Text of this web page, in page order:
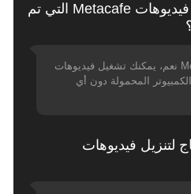
هل يمكنني تشغيل فيديوهات Metacafe التي تم
نعم، يمكنك تشغيل فيديوهات Metacafe التي تم تنزيلها على
المحمولة دون أي
لتنزيل فيديوهات